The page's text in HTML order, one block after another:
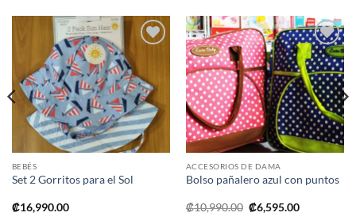
lista de
deseos
BEBÉS
Set 2 Gorritos para el Sol
₡16,990.00
Añadir
a la
lista de
deseos
ACCESORIOS DE DAMA
Bolso pañalero azul con puntos
₡10,990.00 El
precio
₡6,595.00El